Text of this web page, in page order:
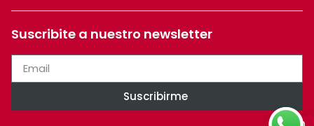
Suscribite a nuestro newsletter
Suscribirme